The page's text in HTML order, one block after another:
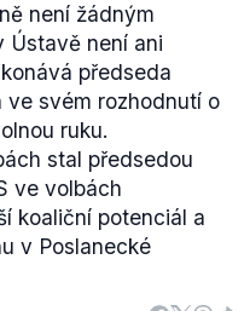
není žádným
Ústavě není ani
předseda
ve svém rozhodnutí o
ruku.
stal předsedou
ve volbách
koaliční potenciál a
v Poslanecké